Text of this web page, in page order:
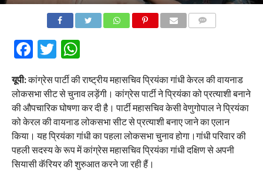
Facebook
Twitter
WhatsApp
यूपी:कांग्रेस पार्टी की राष्ट्रीय महासचिव प्रियंका गांधी केरल की वायनाड
लोकसभा सीट से चुनाव लड़ेंगी। कांग्रेस पार्टी ने प्रियंका को प्रत्याशी बनाने
की औपचारिक घोषणा कर दी है। पार्टी महासचिव केसी वेणुगोपाल ने प्रियंका
को केरल की वायनाड लोकसभा सीट से प्रत्याशी बनाए जाने का एलान
किया। यह प्रियंका गांधी का पहला लोकसभा चुनाव होगा।गांधी परिवार की
पहली सदस्य के रूप में कांग्रेस महासचिव प्रियंका गांधी दक्षिण से अपनी
सियासी कॅरियर की शुरुआत करने जा रही हैं।